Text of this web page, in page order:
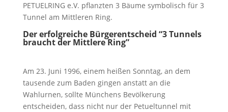
PETUELRING e.V. pflanzten 3 Bäume symbolisch für 3
Tunnel am Mittleren Ring.
Der erfolgreiche Bürgerentscheid “3 Tunnels
braucht der Mittlere Ring”
Am 23. Juni 1996, einem heißen Sonntag, an dem
tausende zum Baden gingen anstatt an die
Wahlurnen, sollte Münchens Bevölkerung
entscheiden, dass nicht nur der Petueltunnel mit